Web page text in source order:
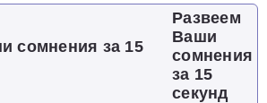
Развеем
Ваши
сомнения
за 15
секунд